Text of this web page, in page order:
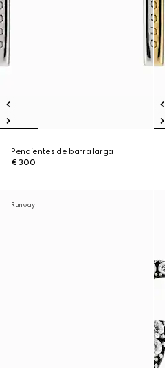
Pendientes de barra larga
€ 300
Runway